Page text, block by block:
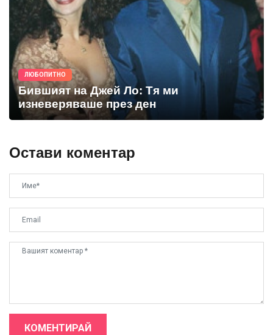
ЛЮБОПИТНО
Бившият на Джей Ло: Тя ми
изневеряваше през ден
Остави коментар
КОМЕНТИРАЙ